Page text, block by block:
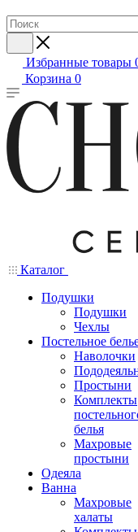
Избранные товары
Корзина 0
Каталог
Подушки
Подушки
Чехлы
Постельное
Наволочки
Простыни
Комплекты
белья
Махровые
простыни
Одеяла
Ванна
Махровые
халаты